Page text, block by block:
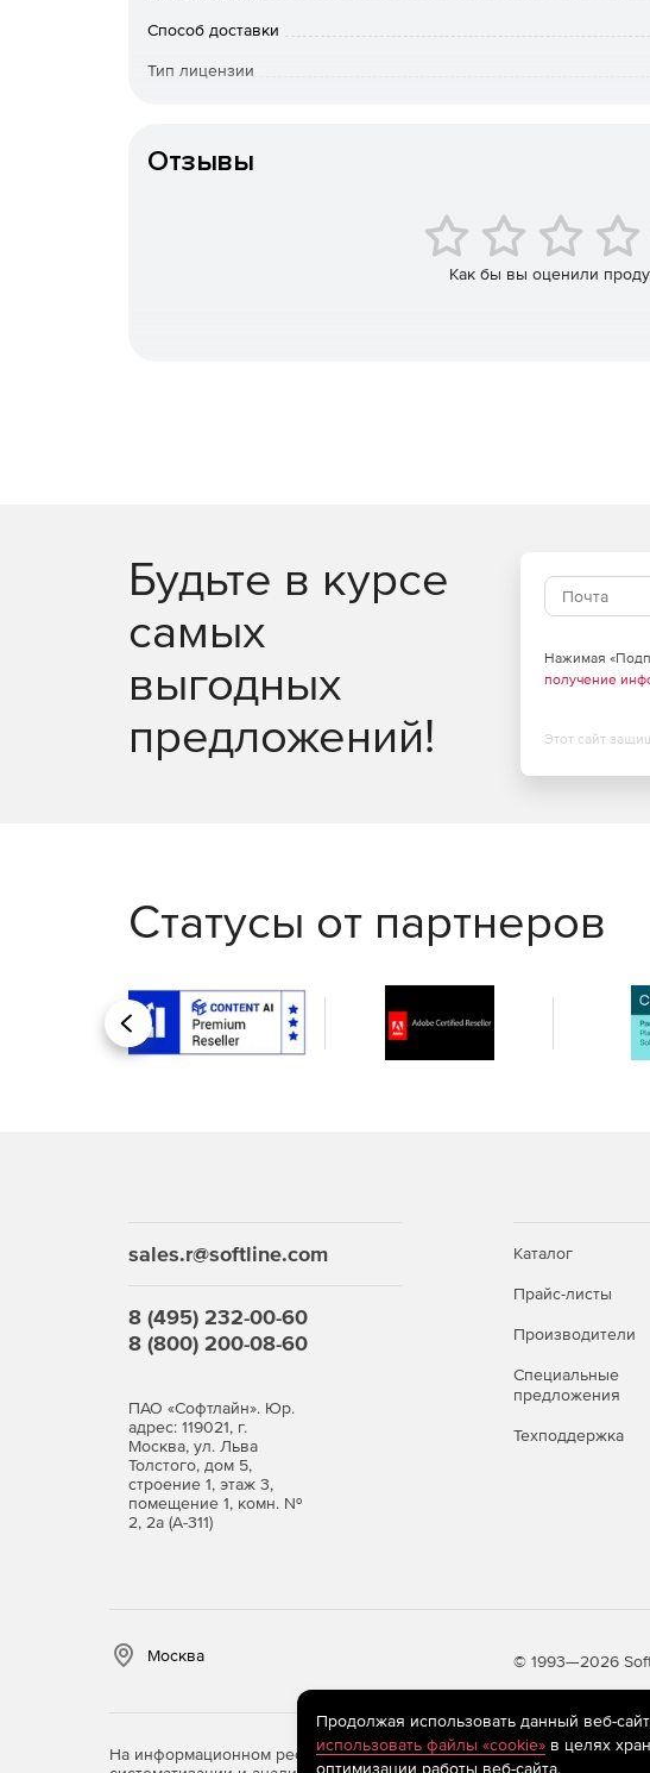
Active Directory и Exchange Online.
серверов IIS и Apache, баз данных SQL и Oracle, устройств
Доступ к облачным инфраструктурам AWS и Azure.
Способ доставки
Тип лицензии
Отзывы
Как бы вы оценили
Будьте в курсе
самых
выгодных
предложений!
Нажимая
получение
Этот сайт
Статусы от партнеров
Назад
sales.r@softline.com
8 (495) 232-00-60
8 (800) 200-08-60
ПАО «Софтлайн». Юр.
адрес: 119021, г.
Москва, ул. Льва
Толстого, дом 5,
строение 1, этаж 3,
помещение 1, комн. №
2, 2а (А-311)
Каталог
Прайс-листы
Производители
Специальные
предложения
Техподдержка
Москва © 1993—2026
На информационном ресурсе store.softline.ru применяются
Продолжая использовать данный веб-
использовать файлы «cookie»в целях
оптимизации работы веб-сайта.